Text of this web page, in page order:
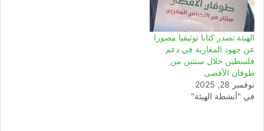
الهيئة تصدر كتابا توثيقيا مصورا
عن جهود المغاربة في دعم
فلسطين خلال سنتين من
طوفان الأقصى
نوفمبر 28, 2025
في "أنشطة الهيئة"